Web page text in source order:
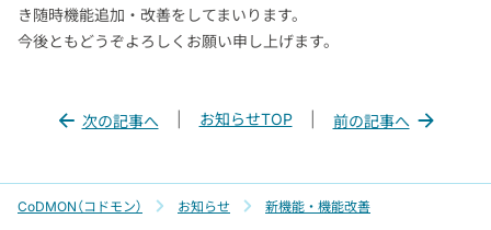
き随時機能追加・改善をしてまいります。
今後ともどうぞよろしくお願い申し上げます。
次の記事へ お知らせTOP 前の記事へ
CoDMON（コドモン） お知らせ
新機能・機能改善